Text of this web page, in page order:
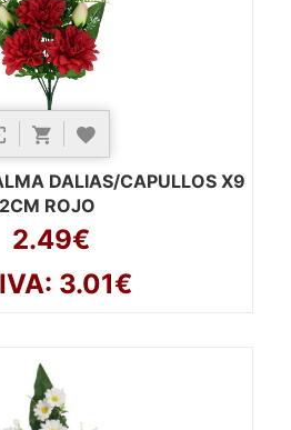
DALIAS/CAPULLOS X9
ROJO
2.49€
3.01€